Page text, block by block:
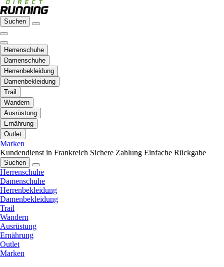
Suchen
Herrenschuhe
Damenschuhe
Herrenbekleidung
Damenbekleidung
Trail
Wandern
Ausrüstung
Ernährung
Outlet
Marken
Kundendienst in Frankreich Sichere Zahlung Einfache Rückgabe
Suchen
Herrenschuhe
Damenschuhe
Herrenbekleidung
Damenbekleidung
Trail
Wandern
Ausrüstung
Ernährung
Outlet
Marken